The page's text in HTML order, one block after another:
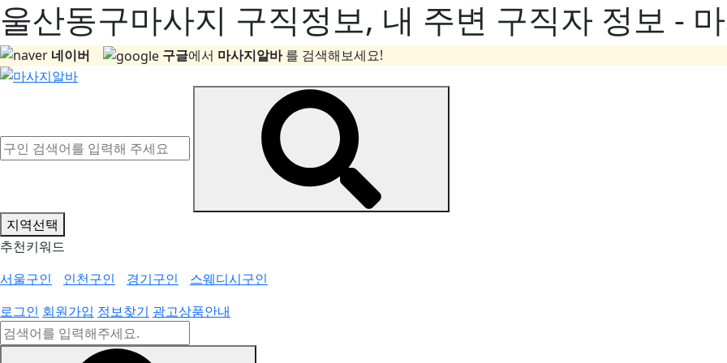
울산동구마사지 구직정보, 내 주변 구직자 정보 -
네이버 구글에서 마사지알바를 검색해보세요!
지역선택
추천키워드
서울구인
인천구인 경기구인
스웨디시구인
로그인 회원가입 정보찾기 광고상품안내